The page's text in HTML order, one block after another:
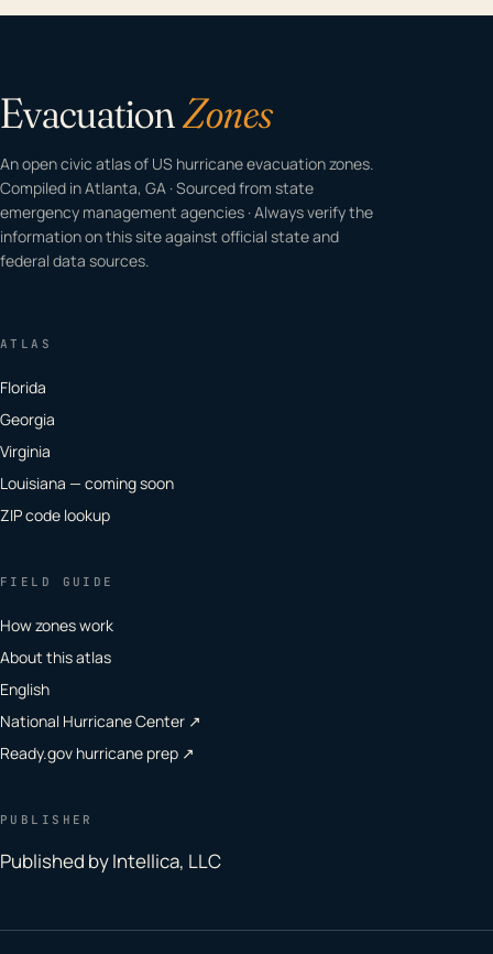
EvacuationZones
An open civic atlas of US hurricane evacuation zones.
Compiled in Atlanta, GA · Sourced from state
emergency management agencies · Always verify the
information on this site against official state and
federal data sources.
ATLAS
Florida
Georgia
Virginia
Louisiana — coming soon
ZIP code lookup
FIELD GUIDE
How zones work
About this atlas
English
National Hurricane Center ↗
Ready.gov hurricane prep ↗
PUBLISHER
Published by Intellica, LLC